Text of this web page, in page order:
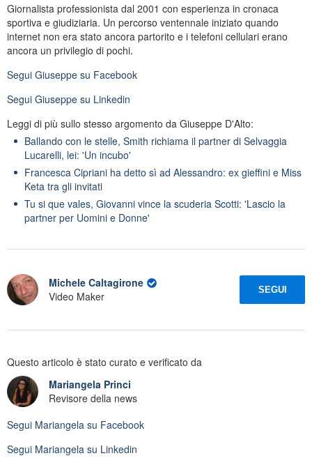
Giornalista professionista dal 2001 con esperienza in cronaca
sportiva e giudiziaria. Un percorso ventennale iniziato quando
internet non era stato ancora partorito e i telefoni cellulari erano
ancora un privilegio di pochi.
Segui Giuseppe su Facebook
Segui Giuseppe su Linkedin
Leggi di più sullo stesso argomento da Giuseppe D'Alto:
Ballando con le stelle, Smith richiama il partner di Selvaggia
Lucarelli, lei: 'Un incubo'
Francesca Cipriani ha detto sì ad Alessandro: ex gieffini e Miss
Keta tra gli invitati
Tu si que vales, Giovanni vince la scuderia Scotti: 'Lascio la
partner per Uomini e Donne'
Michele Caltagirone
Video Maker
SEGUI
Questo articolo è stato curato e verificato da
Mariangela Princi
Revisore della news
Segui Mariangela su Facebook
Segui Mariangela su Linkedin